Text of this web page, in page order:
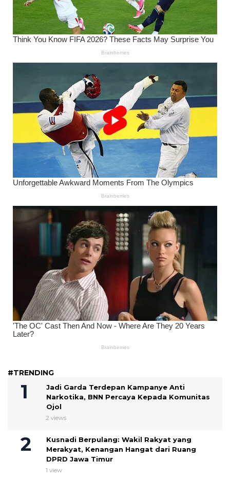
#TRENDING
Jadi Garda Terdepan Kampanye Anti
Narkotika, BNN Percaya Kepada Komunitas
Ojol
2 views
Kusnadi Berpulang: Wakil Rakyat yang
Merakyat, Kenangan Hangat dari Ruang
DPRD Jawa Timur
1 view